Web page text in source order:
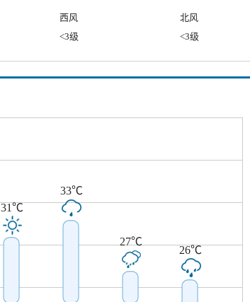
西风
北风
<3级 <3级
31℃
33℃
27℃
26℃